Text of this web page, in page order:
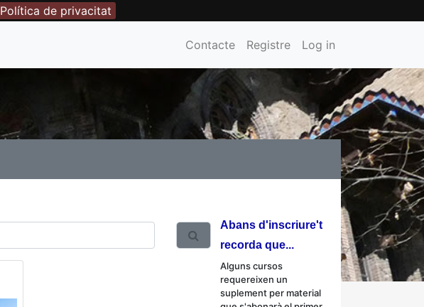
Política de privacitat
Contacte Registre Log in
Abans d'inscriure't
recorda que...
Alguns cursos
requereixen un
suplement per material